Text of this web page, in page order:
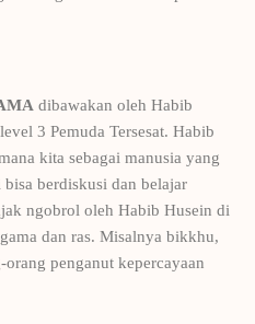
dibawakan oleh Habib
3 Pemuda Tersesat. Habib
kita sebagai manusia yang
berdiskusi dan belajar
ngobrol oleh Habib Husein di
dan ras. Misalnya bikkhu,
penganut kepercayaan